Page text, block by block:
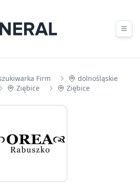
Firm
dolnośląskie
Ziębice Ziębice